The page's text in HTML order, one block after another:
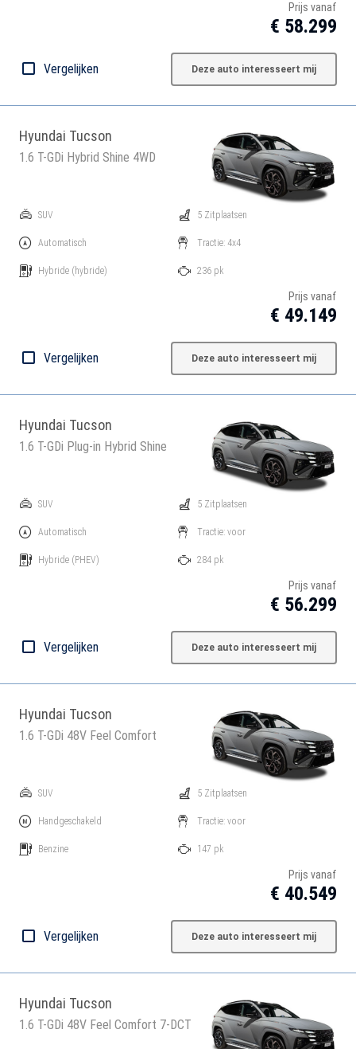
Prijs vanaf
€ 58.299
Vergelijken Deze auto interesseert mij
Hyundai Tucson
1.6 T-GDi Hybrid Shine 4WD
SUV
Automatisch
Hybride (hybride)
5 Zitplaatsen
Tractie: 4x4
236 pk
Prijs vanaf
€ 49.149
Vergelijken Deze auto interesseert mij
Hyundai Tucson
1.6 T-GDi Plug-in Hybrid Shine
SUV
Automatisch
Hybride (PHEV)
5 Zitplaatsen
Tractie: voor
284 pk
Prijs vanaf
€ 56.299
Vergelijken Deze auto interesseert mij
Hyundai Tucson
1.6 T-GDi 48V Feel Comfort
SUV
Handgeschakeld
Benzine
5 Zitplaatsen
Tractie: voor
147 pk
Prijs vanaf
€ 40.549
Vergelijken Deze auto interesseert mij
Hyundai Tucson
1.6 T-GDi 48V Feel Comfort 7-DCT